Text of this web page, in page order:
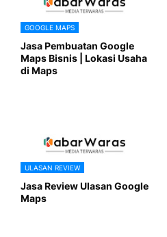
GOOGLE MAPS
Jasa Pembuatan Google
Maps Bisnis | Lokasi Usaha
di Maps
ULASAN REVIEW
Jasa Review Ulasan Google
Maps